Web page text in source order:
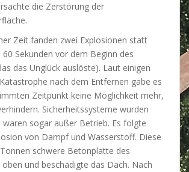
die Zerstörung der
Zeit fanden zwei Explosionen statt
Sekunden vor dem Beginn des
das Unglück auslöste). Laut einigen
nach dem Entfernen gabe es
Zeitpunkt keine Möglichkeit mehr,
Sicherheitssysteme wurden
waren sogar außer Betrieb. Es folgte
von Dampf und Wasserstoff. Diese
schwere Betonplatte des
und beschädigte das Dach. Nach